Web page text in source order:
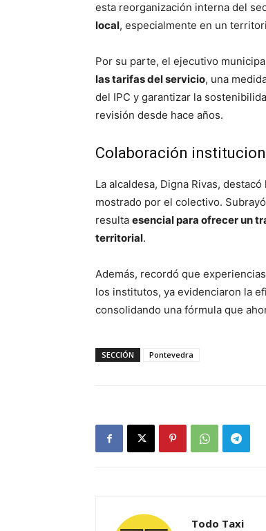
esta reorganización interna del
local, especialmente en un
Por su parte, el ejecutivo
las tarifas del servicio, una
del IPC y garantizar la
revisión desde hace años.
Colaboración
La alcaldesa, Digna Rivas,
mostrado por el colectivo.
resulta esencial para ofrecer un
territorial.
Además, recordó que
los institutos, ya evidenciaron la
consolidando una fórmula que
SECCIÓN Pontevedra
Todo Taxi